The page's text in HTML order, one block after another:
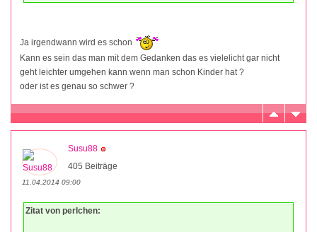
Ja irgendwann wird es schon
Kann es sein das man mit dem Gedanken das es vielelicht gar nicht
geht leichter umgehen kann wenn man schon Kinder hat ?
oder ist es genau so schwer ?
Susu88
405 Beiträge
11.04.2014 09:00
Zitat von perlchen: